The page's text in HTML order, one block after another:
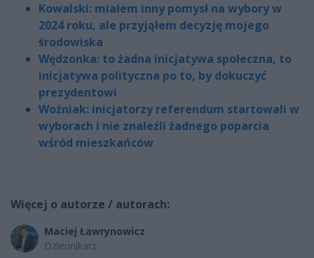
Kowalski: miałem inny pomysł na wybory w
2024 roku, ale przyjąłem decyzję mojego
środowiska
Wędzonka: to żadna inicjatywa społeczna, to
inicjatywa polityczna po to, by dokuczyć
prezydentowi
Woźniak: inicjatorzy referendum startowali w
wyborach i nie znaleźli żadnego poparcia
wśród mieszkańców
Więcej o autorze / autorach:
Maciej Ławrynowicz
Dziennikarz